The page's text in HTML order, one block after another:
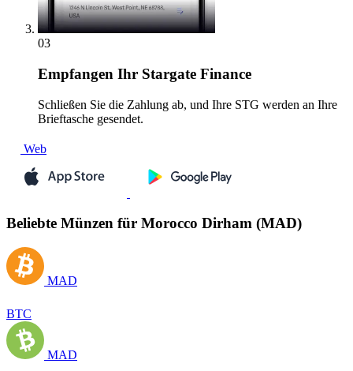
03
Empfangen Ihr Stargate Finance
Schließen Sie die Zahlung ab, und Ihre STG werden an Ihre
Brieftasche gesendet.
Web
Beliebte Münzen für Morocco Dirham (MAD)
MAD
BTC
MAD